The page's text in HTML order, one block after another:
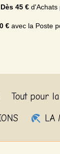
Dès 45 €d'Achats
€ avec la Poste
Tout pour
LA